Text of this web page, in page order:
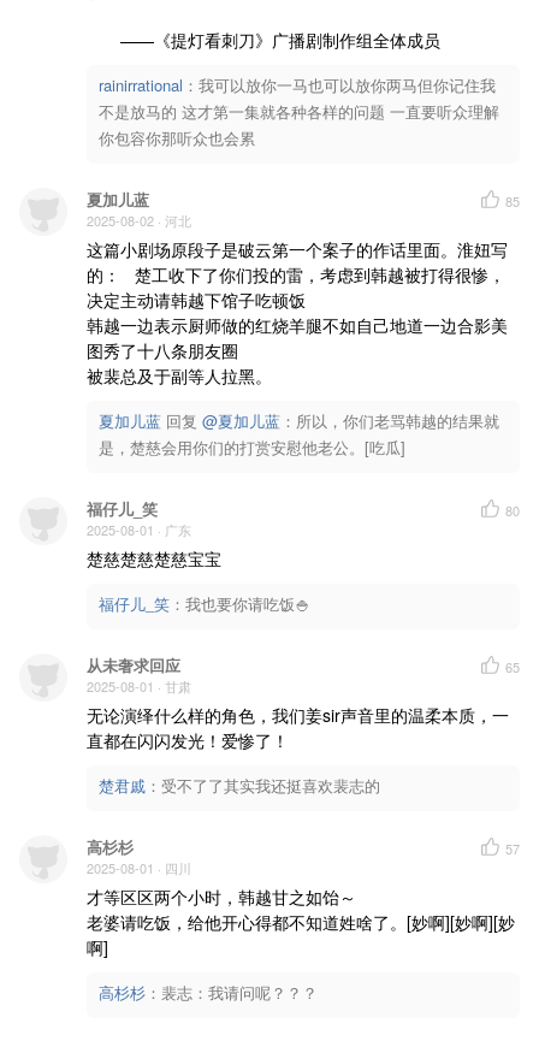
       ——《提灯看刺刀》广播剧制作组全体成员
rainirrational ： 我可以放你一马也可以放你两马但你记住我
不是放马的 这才第一集就各种各样的问题 一直要听众理解
你包容你那听众也会累
夏加儿蓝
2025-08-02 · 河北
85
这篇小剧场原段子是破云第一个案子的作话里面。淮妞写
的：   楚工收下了你们投的雷，考虑到韩越被打得很惨，
决定主动请韩越下馆子吃顿饭
韩越一边表示厨师做的红烧羊腿不如自己地道一边合影美
图秀了十八条朋友圈
被裴总及于副等人拉黑。
夏加儿蓝 回复 @夏加儿蓝 ：所以，你们老骂韩越的结果就
是，楚慈会用你们的打赏安慰他老公。[吃瓜]
福仔儿_笑
2025-08-01 · 广东
80
楚慈楚慈楚慈宝宝
福仔儿_笑 ： 我也要你请吃饭🍚
从未奢求回应
2025-08-01 · 甘肃
65
无论演绎什么样的角色，我们姜sir声音里的温柔本质，一
直都在闪闪发光！爱惨了！
楚君戚 ： 受不了了其实我还挺喜欢裴志的
高杉杉
2025-08-01 · 四川
57
才等区区两个小时，韩越甘之如饴～
老婆请吃饭，给他开心得都不知道姓啥了。[妙啊][妙啊][妙
啊]
高杉杉 ： 裴志：我请问呢？？？